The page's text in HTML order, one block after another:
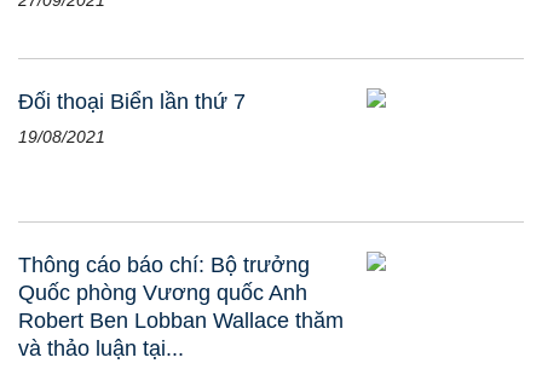
Đối thoại Biển lần thứ 7
19/08/2021
Thông cáo báo chí: Bộ trưởng
Quốc phòng Vương quốc Anh
Robert Ben Lobban Wallace thăm
và thảo luận tại...